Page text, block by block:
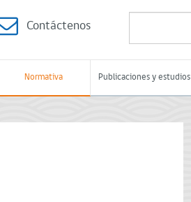
Contáctenos
Normativa Publicaciones y estudios